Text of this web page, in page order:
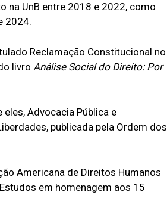
na UnB entre 2018 e 2022, como
2024.
Reclamação Constitucional no
livro Análise Social do Direito: Por
Advocacia Pública e
publicada pela Ordem dos
Americana de Direitos Humanos
em homenagem aos 15